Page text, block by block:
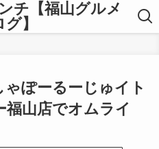
チ【福山グルメ
】
ゃぽーるーじゅイト
福山店でオムライ